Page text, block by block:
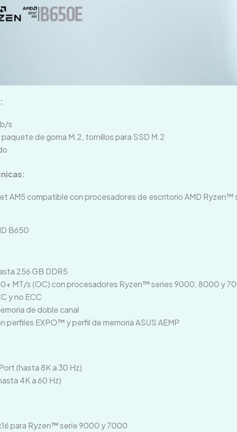
s
de goma M.2, tornillos para SSD M.2
AM5 compatible con procesadores de escritorio AMD
B650
256 GB DDR5
MT/s (OC) con procesadores Ryzen™ series 9000, 8000 y
y no ECC
de doble canal
perfiles EXPO™ y perfil de memoria ASUS AEMP
(hasta 8K a 30 Hz)
4K a 60 Hz)
para Ryzen™ serie 9000 y 7000